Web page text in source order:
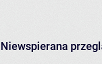
Niewspierana